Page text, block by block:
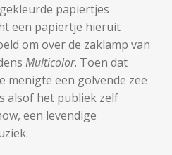
papiertjes
een papiertje hieruit
om over de zaklamp van
Multicolor. Toen dat
menigte een golvende zee
alsof het publiek zelf
een levendige